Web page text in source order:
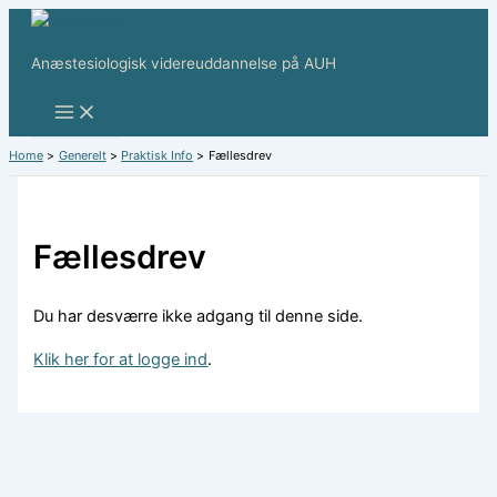
Skip
content
Anæstesiologisk videreuddannelse på AUH
Home Generelt Praktisk Info Fællesdrev
Fællesdrev
Du har desværre ikke adgang til denne side.
Klik her for at logge ind.